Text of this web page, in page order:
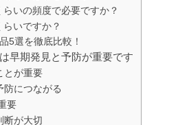
いの頻度で必要ですか？
いですか？
5選を徹底比較！
早期発見と予防が重要です
とが重要
防につながる
要
断が大切